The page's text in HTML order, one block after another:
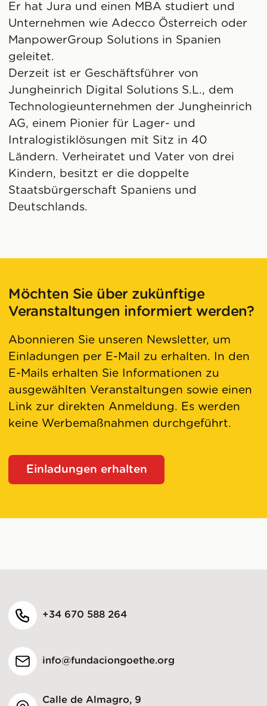
Er hat Jura und einen MBA studiert und
Unternehmen wie Adecco Österreich oder
ManpowerGroup Solutions in Spanien
geleitet.
Derzeit ist er Geschäftsführer von
Jungheinrich Digital Solutions S.L., dem
Technologieunternehmen der Jungheinrich
AG, einem Pionier für Lager- und
Intralogistiklösungen mit Sitz in 40
Ländern. Verheiratet und Vater von drei
Kindern, besitzt er die doppelte
Staatsbürgerschaft Spaniens und
Deutschlands.
Möchten Sie über zukünftige
Veranstaltungen informiert werden?
Abonnieren Sie unseren Newsletter, um
Einladungen per E-Mail zu erhalten. In den
E-Mails erhalten Sie Informationen zu
ausgewählten Veranstaltungen sowie einen
Link zur direkten Anmeldung. Es werden
keine Werbemaßnahmen durchgeführt.
Einladungen erhalten
+34 670 588 264
info@fundaciongoethe.org
Calle de Almagro, 9